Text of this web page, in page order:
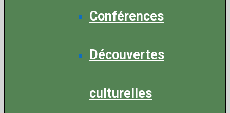
Conférences
Découvertes
culturelles